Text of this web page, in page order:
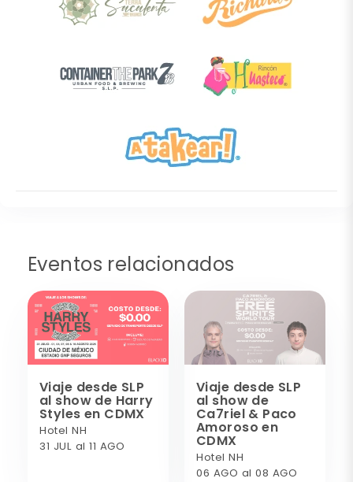
Eventos relacionados
Viaje desde SLP
al show de Harry
Styles en CDMX
Hotel NH
31 JUL al 11 AGO
Viaje desde SLP
al show de
Ca7riel & Paco
Amoroso en
CDMX
Hotel NH
06 AGO al 08 AGO